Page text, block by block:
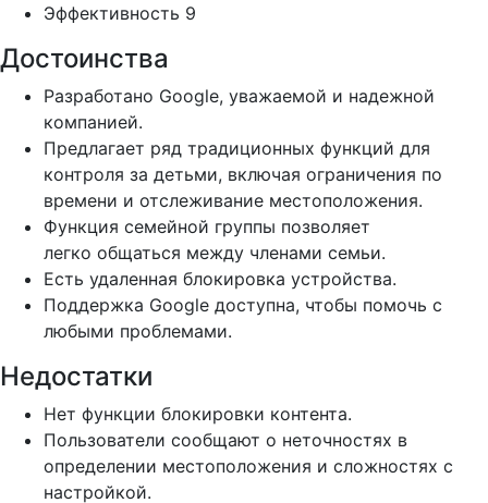
Эффективность 9
Достоинства
Разработано Google, уважаемой и надежной
компанией.
Предлагает ряд традиционных функций для
контроля за детьми, включая ограничения по
времени и отслеживание местоположения.
Функция семейной группы позволяет
легко общаться между членами семьи.
Есть удаленная блокировка устройства.
Поддержка Google доступна, чтобы помочь с
любыми проблемами.
Недостатки
Нет функции блокировки контента.
Пользователи сообщают о неточностях в
определении местоположения и сложностях с
настройкой.